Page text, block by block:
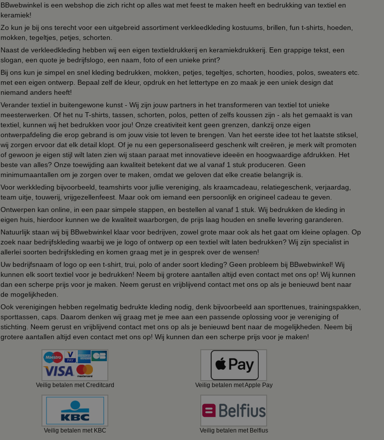
BBwebwinkel is een webshop die zich richt op alles wat met feest te maken heeft en bedrukking van textiel en
keramiek!
Zo kun je bij ons terecht voor een uitgebreid assortiment verkleedkleding kostuums, brillen, fun t-shirts, hoeden,
mokken, tegeltjes, petjes, schorten.
Naast de verkleedkleding hebben wij een eigen textieldrukkerij en keramiekdrukkerij. Een grappige tekst, een
slogan, een quote je bedrijfslogo, een naam, foto of een unieke print?
Bij ons kun je simpel en snel kleding bedrukken, mokken, petjes, tegeltjes, schorten, hoodies, polos, sweaters etc.
met een eigen ontwerp. Bepaal zelf de kleur, opdruk en het lettertype en zo maak je een uniek design dat
niemand anders heeft!
Verander textiel in buitengewone kunst - Wij zijn jouw partners in het transformeren van textiel tot unieke
meesterwerken. Of het nu T-shirts, tassen, schorten, polos, petten of zelfs koussen zijn - als het gemaakt is van
textiel, kunnen wij het bedrukken voor jou! Onze creativiteit kent geen grenzen, dankzij onze eigen
ontwerpafdeling die erop gebrand is om jouw visie tot leven te brengen. Van het eerste idee tot het laatste stiksel,
wij zorgen ervoor dat elk detail klopt. Of je nu een gepersonaliseerd geschenk wilt creëren, je merk wilt promoten
of gewoon je eigen stijl wilt laten zien wij staan paraat met innovatieve ideeën en hoogwaardige afdrukken. Het
beste van alles? Onze toewijding aan kwaliteit betekent dat we al vanaf 1 stuk produceren. Geen
minimumaantallen om je zorgen over te maken, omdat we geloven dat elke creatie belangrijk is.
Voor werkkleding bijvoorbeeld, teamshirts voor jullie vereniging, als kraamcadeau, relatiegeschenk, verjaardag,
team uitje, touwerij, vrijgezellenfeest. Maar ook om iemand een persoonlijk en origineel cadeau te geven.
Ontwerpen kan online, in een paar simpele stappen, en bestellen al vanaf 1 stuk. Wij bedrukken de kleding in
eigen huis, hierdoor kunnen we de kwaliteit waarborgen, de prijs laag houden en snelle levering garanderen.
Natuurlijk staan wij bij BBwebwinkel klaar voor bedrijven, zowel grote maar ook als het gaat om kleine oplagen. Op
zoek naar bedrijfskleding waarbij we je logo of ontwerp op een textiel wilt laten bedrukken? Wij zijn specialist in
allerlei soorten bedrijfskleding en komen graag met je in gesprek over de wensen!
Uw bedrijfsnaam of logo op een t-shirt, trui, polo of ander soort kleding? Geen probleem bij BBwebwinkel! Wij
kunnen elk soort textiel voor je bedrukken! Neem bij grotere aantallen altijd even contact met ons op! Wij kunnen
dan een scherpe prijs voor je maken. Neem gerust en vrijblijvend contact met ons op als je benieuwd bent naar
de mogelijkheden.
Ook verenigingen hebben regelmatig bedrukte kleding nodig, denk bijvoorbeeld aan sporttenues, trainingspakken,
sporttassen, caps. Daarom denken wij graag met je mee aan een passende oplossing voor je vereniging of
stichting. Neem gerust en vrijblijvend contact met ons op als je benieuwd bent naar de mogelijkheden. Neem bij
grotere aantallen altijd even contact met ons op! Wij kunnen dan een scherpe prijs voor je maken!
Veilig betalen met Creditcard Veilig betalen met Apple Pay
Veilig betalen met KBC Veilig betalen met Belfius